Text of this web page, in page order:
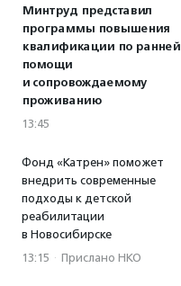
Минтруд представил
программы повышения
квалификации по ранней
помощи
и сопровождаемому
проживанию
13:45
Фонд «Катрен» поможет
внедрить современные
подходы к детской
реабилитации
в Новосибирске
13:15 · Прислано НКО